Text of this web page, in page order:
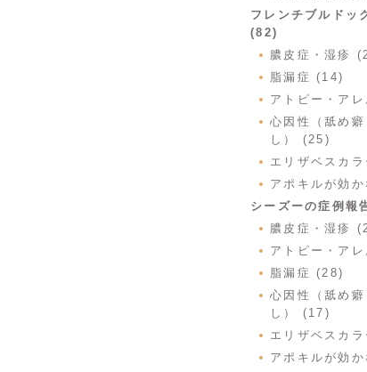
フレンチブルドッ
(82)
膿皮症・湿疹
脂漏症 (14)
アトピー・ア
心因性（舐め
し） (25)
エリザベスカ
アポキルが効
シーズーの症例報
膿皮症・湿疹
アトピー・ア
脂漏症 (28)
心因性（舐め
し） (17)
エリザベスカ
アポキルが効